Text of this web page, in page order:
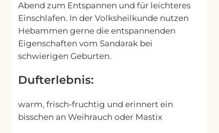
Abend zum Entspannen und für leichteres
Einschlafen. In der Volksheilkunde nutzen
Hebammen gerne die entspannenden
Eigenschaften vom Sandarak bei
schwierigen Geburten.
Dufterlebnis:
warm, frisch-fruchtig und erinnert ein
bisschen an Weihrauch oder Mastix